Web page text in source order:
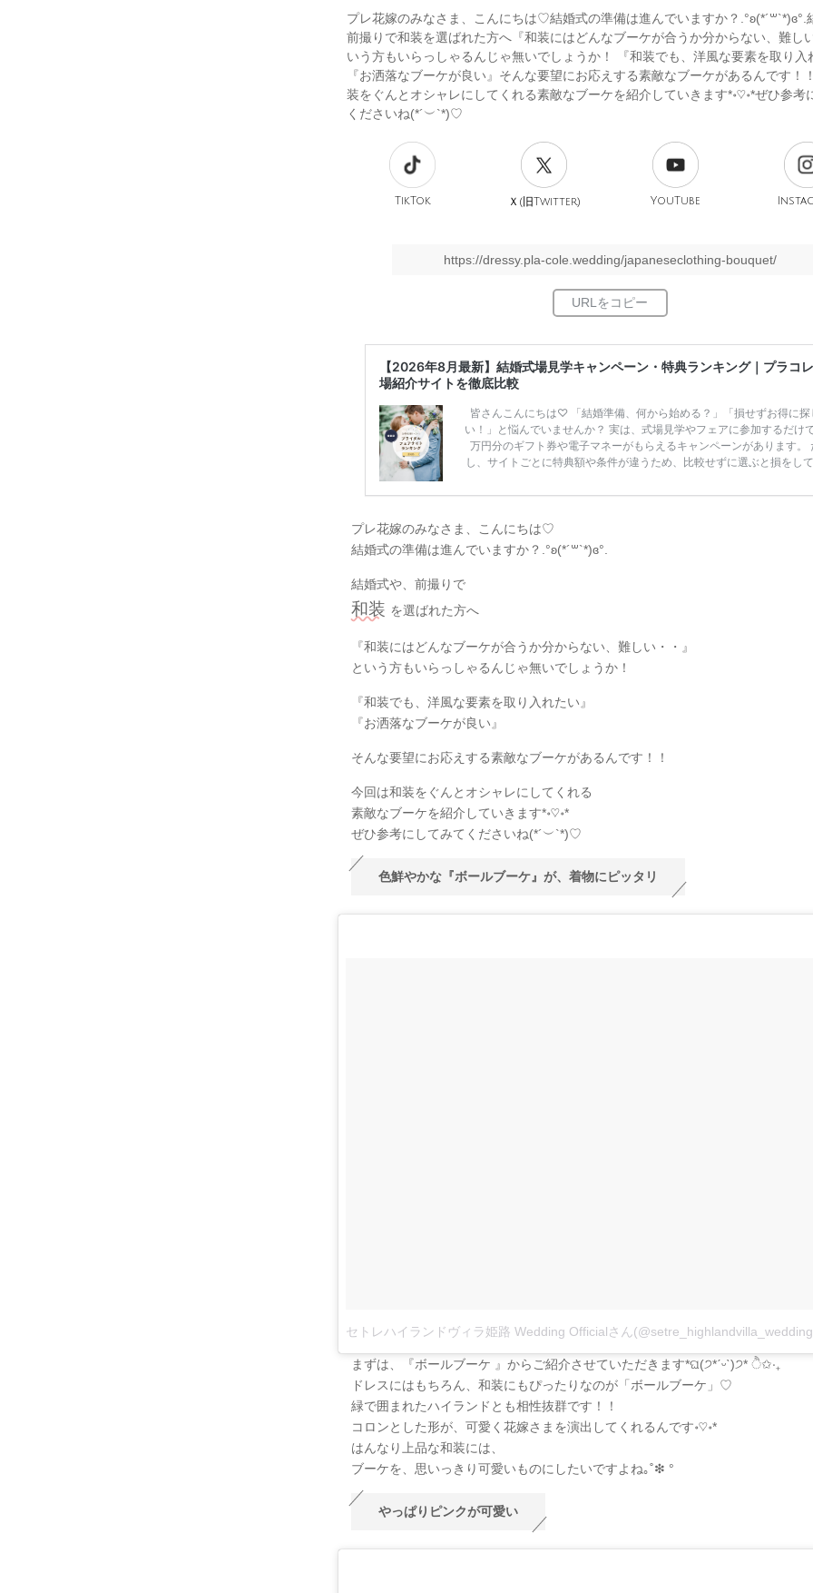
プレ花嫁のみなさま、こんにちは♡結婚式の準備は進んでいますか？.°ʚ(*´꒳`*)ɞ°.
前撮りで和装を選ばれた方へ『和装にはどんなブーケが合うか分からない、難し
いう方もいらっしゃるんじゃ無いでしょうか！ 『和装でも、洋風な要素を取り入
『お洒落なブーケが良い』そんな要望にお応えする素敵なブーケがあるんです！
装をぐんとオシャレにしてくれる素敵なブーケを紹介していきます*॰♡॰*ぜひ参考
くださいね(*´︶`*)♡
TikTok Ｘ(旧Twitter) YouTube
https://dressy.pla-cole.wedding/japaneseclothing-bouquet/
【2026年8月最新】結婚式場見学キャンペーン・特典ランキング｜プラコ
場紹介サイトを徹底比較
皆さんこんにちは♡ 「結婚準備、何から始める？」「損せずお得に探
い！」と悩んでいませんか？ 実は、式場見学やフェアに参加するだけ
万円分のギフト券や電子マネーがもらえるキャンペーンがあります。
し、サイトごとに特典額や条件が違うため、比較せずに選ぶと損をし
ンペーン特典ランキングを公開！ 比較サイト：プラコレ、ゼクシィ、
得？」「プラコレの特典は？」といった疑問も解決します。 まずは診断
補を絞れる「ウェディング診断」か、体験型 […]
プレ花嫁のみなさま、こんにちは♡
結婚式の準備は進んでいますか？.°ʚ(*´꒳`*)ɞ°.
結婚式や、前撮りで
和装 を選ばれた方へ
『和装にはどんなブーケが合うか分からない、難しい・・』
という方もいらっしゃるんじゃ無いでしょうか！
『和装でも、洋風な要素を取り入れたい』
『お洒落なブーケが良い』
そんな要望にお応えする素敵なブーケがあるんです！！
今回は和装をぐんとオシャレにしてくれる
素敵なブーケを紹介していきます*॰♡॰*
ぜひ参考にしてみてくださいね(*´︶`*)♡
色鮮やかな『ボールブーケ』が、着物にピッタリ
まずは、『ボールブーケ 』からご紹介させていただきます*ଘ(੭*ˊᵕˋ)੭* ੈ✩‧₊
ドレスにはもちろん、和装にもぴったりなのが「ボールブーケ」♡
緑で囲まれたハイランドとも相性抜群です！！
コロンとした形が、可愛く花嫁さまを演出してくれるんです॰♡॰*
はんなり上品な和装には、
ブーケを、思いっきり可愛いものにしたいですよね｡˚❇︎ °
やっぱりピンクが可愛い